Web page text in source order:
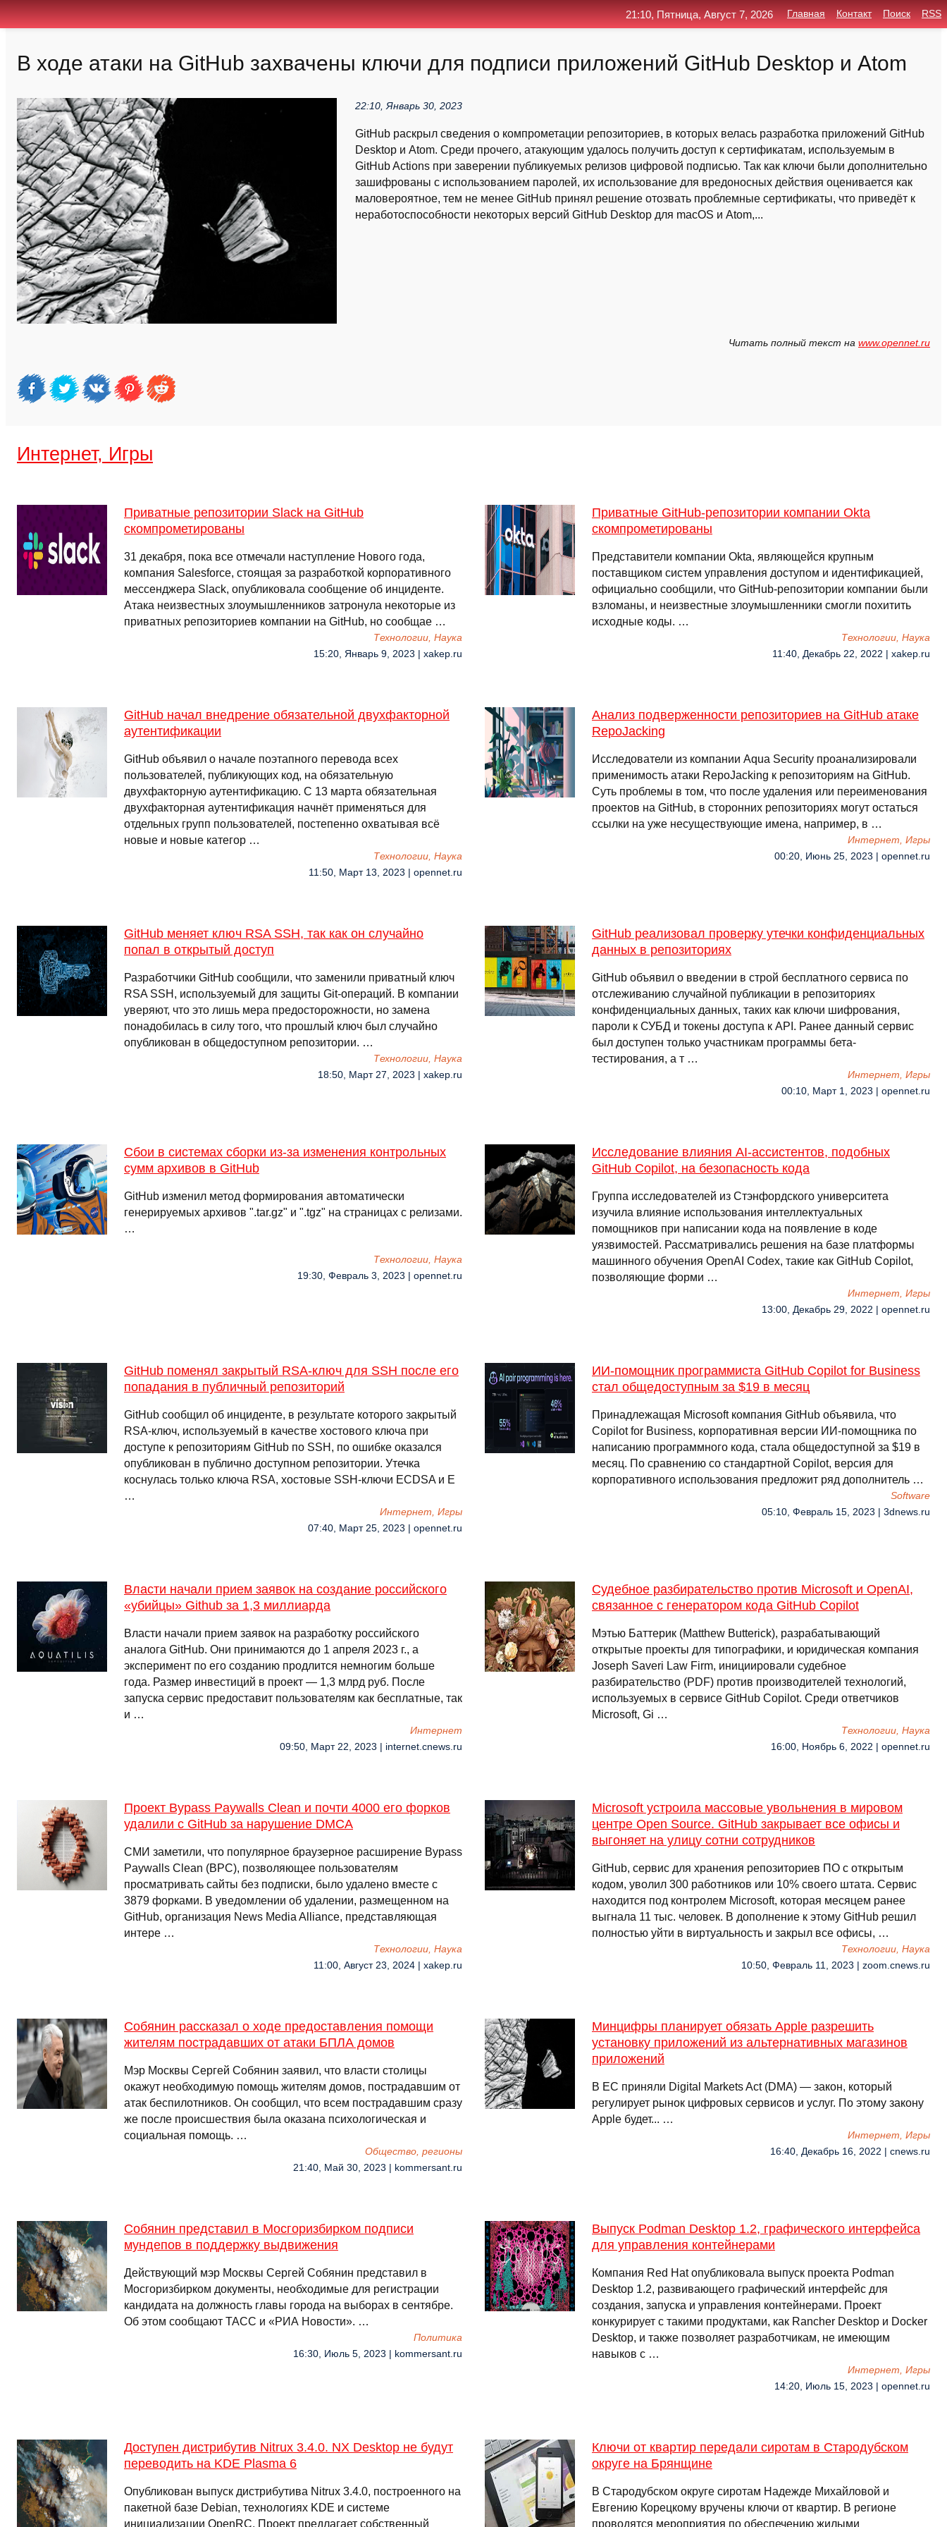
В ходе атаки на GitHub захвачены ключи для подписи приложений GitHub Desktop и Atom
22:10, Январь 30, 2023
GitHub раскрыл сведения о компрометации репозиториев, в которых велась разработка приложений GitHub
Desktop и Atom. Среди прочего, атакующим удалось получить доступ к сертификатам, используемым в
GitHub Actions при заверении публикуемых релизов цифровой подписью. Так как ключи были дополнительно
зашифрованы с использованием паролей, их использование для вредоносных действия оценивается как
маловероятное, тем не менее GitHub принял решение отозвать проблемные сертификаты, что приведёт к
неработоспособности некоторых версий GitHub Desktop для macOS и Atom,...
Читать полный текст на www.opennet.ru
Интернет, Игры
Приватные репозитории Slack на GitHub
скомпрометированы
31 декабря, пока все отмечали наступление Нового года,
компания Salesforce, стоящая за разработкой корпоративного
мессенджера Slack, опубликовала сообщение об инциденте.
Атака неизвестных злоумышленников затронула некоторые из
приватных репозиториев компании на GitHub, но сообщае …
Технологии, Наука
15:20, Январь 9, 2023 | xakep.ru
Приватные GitHub-репозитории компании Okta
скомпрометированы
Представители компании Okta, являющейся крупным
поставщиком систем управления доступом и идентификацией,
официально сообщили, что GitHub-репозитории компании были
взломаны, и неизвестные злоумышленники смогли похитить
исходные коды. …
Технологии, Наука
11:40, Декабрь 22, 2022 | xakep.ru
GitHub начал внедрение обязательной двухфакторной
аутентификации
GitHub объявил о начале поэтапного перевода всех
пользователей, публикующих код, на обязательную
двухфакторную аутентификацию. C 13 марта обязательная
двухфакторная аутентификация начнёт применяться для
отдельных групп пользователей, постепенно охватывая всё
новые и новые категор …
Технологии, Наука
11:50, Март 13, 2023 | opennet.ru
Анализ подверженности репозиториев на GitHub атаке
RepoJacking
Исследователи из компании Aqua Security проанализировали
применимость атаки RepoJacking к репозиториям на GitHub.
Суть проблемы в том, что после удаления или переименования
проектов на GitHub, в сторонних репозиториях могут остаться
ссылки на уже несуществующие имена, например, в …
Интернет, Игры
00:20, Июнь 25, 2023 | opennet.ru
GitHub меняет ключ RSA SSH, так как он случайно
попал в открытый доступ
Разработчики GitHub сообщили, что заменили приватный ключ
RSA SSH, используемый для защиты Git-операций. В компании
уверяют, что это лишь мера предосторожности, но замена
понадобилась в силу того, что прошлый ключ был случайно
опубликован в общедоступном репозитории. …
Технологии, Наука
18:50, Март 27, 2023 | xakep.ru
GitHub реализовал проверку утечки конфиденциальных
данных в репозиториях
GitHub объявил о введении в строй бесплатного сервиса по
отслеживанию случайной публикации в репозиториях
конфиденциальных данных, таких как ключи шифрования,
пароли к СУБД и токены доступа к API. Ранее данный сервис
был доступен только участникам программы бета-
тестирования, а т …
Интернет, Игры
00:10, Март 1, 2023 | opennet.ru
Сбои в системах сборки из-за изменения контрольных
сумм архивов в GitHub
GitHub изменил метод формирования автоматически
генерируемых архивов ".tar.gz" и ".tgz" на страницах с релизами.
…
Технологии, Наука
19:30, Февраль 3, 2023 | opennet.ru
Исследование влияния AI-ассистентов, подобных
GitHub Copilot, на безопасность кода
Группа исследователей из Стэнфордского университета
изучила влияние использования интеллектуальных
помощников при написании кода на появление в коде
уязвимостей. Рассматривались решения на базе платформы
машинного обучения OpenAI Codex, такие как GitHub Copilot,
позволяющие форми …
Интернет, Игры
13:00, Декабрь 29, 2022 | opennet.ru
GitHub поменял закрытый RSA-ключ для SSH после его
попадания в публичный репозиторий
GitHub сообщил об инциденте, в результате которого закрытый
RSA-ключ, используемый в качестве хостового ключа при
доступе к репозиториям GitHub по SSH, по ошибке оказался
опубликован в публично доступном репозитории. Утечка
коснулась только ключа RSA, хостовые SSH-ключи ECDSA и E
…
Интернет, Игры
07:40, Март 25, 2023 | opennet.ru
ИИ-помощник программиста GitHub Copilot for Business
стал общедоступным за $19 в месяц
Принадлежащая Microsoft компания GitHub объявила, что
Copilot for Business, корпоративная версии ИИ-помощника по
написанию программного кода, стала общедоступной за $19 в
месяц. По сравнению со стандартной Copilot, версия для
корпоративного использования предложит ряд дополнитель …
Software
05:10, Февраль 15, 2023 | 3dnews.ru
Власти начали прием заявок на создание российского
«убийцы» Github за 1,3 миллиарда
Власти начали прием заявок на разработку российского
аналога GitHub. Они принимаются до 1 апреля 2023 г., а
эксперимент по его созданию продлится немногим больше
года. Размер инвестиций в проект — 1,3 млрд руб. После
запуска сервис предоставит пользователям как бесплатные, так
и …
Интернет
09:50, Март 22, 2023 | internet.cnews.ru
Судебное разбирательство против Microsoft и OpenAI,
связанное с генератором кода GitHub Copilot
Мэтью Баттерик (Matthew Butterick), разрабатывающий
открытые проекты для типографики, и юридическая компания
Joseph Saveri Law Firm, инициировали судебное
разбирательство (PDF) против производителей технологий,
используемых в сервисе GitHub Copilot. Среди ответчиков
Microsoft, Gi …
Технологии, Наука
16:00, Ноябрь 6, 2022 | opennet.ru
Проект Bypass Paywalls Clean и почти 4000 его форков
удалили с GitHub за нарушение DMCA
СМИ заметили, что популярное браузерное расширение Bypass
Paywalls Clean (BPC), позволяющее пользователям
просматривать сайты без подписки, было удалено вместе с
3879 форками. В уведомлении об удалении, размещенном на
GitHub, организация News Media Alliance, представляющая
интере …
Технологии, Наука
11:00, Август 23, 2024 | xakep.ru
Microsoft устроила массовые увольнения в мировом
центре Open Source. GitHub закрывает все офисы и
выгоняет на улицу сотни сотрудников
GitHub, сервис для хранения репозиториев ПО с открытым
кодом, уволил 300 работников или 10% своего штата. Сервис
находится под контролем Microsoft, которая месяцем ранее
выгнала 11 тыс. человек. В дополнение к этому GitHub решил
полностью уйти в виртуальность и закрыл все офисы, …
Технологии, Наука
10:50, Февраль 11, 2023 | zoom.cnews.ru
Собянин рассказал о ходе предоставления помощи
жителям пострадавших от атаки БПЛА домов
Мэр Москвы Сергей Собянин заявил, что власти столицы
окажут необходимую помощь жителям домов, пострадавшим от
атак беспилотников. Он сообщил, что всем пострадавшим сразу
же после происшествия была оказана психологическая и
социальная помощь. …
Общество, регионы
21:40, Май 30, 2023 | kommersant.ru
Минцифры планирует обязать Apple разрешить
установку приложений из альтернативных магазинов
приложений
В ЕС приняли Digital Markets Act (DMA) — закон, который
регулирует рынок цифровых сервисов и услуг. По этому закону
Apple будет... …
Интернет, Игры
16:40, Декабрь 16, 2022 | cnews.ru
Собянин представил в Мосгоризбирком подписи
мундепов в поддержку выдвижения
Действующий мэр Москвы Сергей Собянин представил в
Мосгоризбирком документы, необходимые для регистрации
кандидата на должность главы города на выборах в сентябре.
Об этом сообщают ТАСС и «РИА Новости». …
Политика
16:30, Июль 5, 2023 | kommersant.ru
Выпуск Podman Desktop 1.2, графического интерфейса
для управления контейнерами
Компания Red Hat опубликовала выпуск проекта Podman
Desktop 1.2, развивающего графический интерфейс для
создания, запуска и управления контейнерами. Проект
конкурирует с такими продуктами, как Rancher Desktop и Docker
Desktop, и также позволяет разработчикам, не имеющим
навыков с …
Интернет, Игры
14:20, Июль 15, 2023 | opennet.ru
Доступен дистрибутив Nitrux 3.4.0. NX Desktop не будут
переводить на KDE Plasma 6
Опубликован выпуск дистрибутива Nitrux 3.4.0, построенного на
пакетной базе Debian, технологиях KDE и системе
инициализации OpenRC. Проект предлагает собственный
Ключи от квартир передали сиротам в Стародубском
округе на Брянщине
В Стародубском округе сиротам Надежде Михайловой и
Евгению Корецкому вручены ключи от квартир. В регионе
проводятся мероприятия по обеспечению жилыми
21:10, Пятница, Август 7, 2026 Главная Контакт Поиск RSS